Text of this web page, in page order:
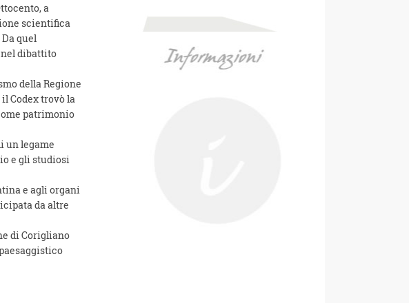
a
scientifica
quel
dibattito
della Regione
Codex trovò la
patrimonio
un legame
e gli studiosi
e agli organi
da altre
di Corigliano